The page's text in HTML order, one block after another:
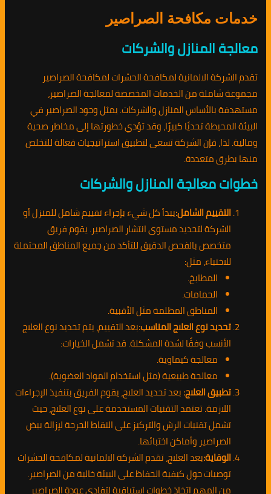
خدمات مكافحة الصراصير
معالجة المنازل والشركات
تقدم الشركة الالمانية لمكافحة الحشرات لمكافحة الصراصير
مجموعة شاملة من الخدمات المخصصة لمعالجة الصراصير،
مستهدفة بالأساس المنازل والشركات. يمثل وجود الصراصير في
البيئة المحيطة تحديًا كبيرًا، وقد تؤدي خطورتها إلى مخاطر صحية
ومالية. لذا، فإن الشركة تسعى لتطبيق استراتيجيات فعالة للتخلص
منها بطرق متعددة.
خطوات معالجة المنازل والشركات
التقييم الشامل:يبدأ كل شيء بإجراء تقييم شامل للمنزل أو
الشركة لتحديد مستوى انتشار الصراصير. يقوم فريق
متخصص بالفحص الدقيق للتأكد من جميع المناطق المحتملة
للاختباء، مثل:
المطابخ.
الحمامات.
المناطق المظلمة مثل الأقبية.
تحديد نوع العلاج المناسب:بعد التقييم، يتم تحديد نوع العلاج
الأنسب وفقًا لشدة المشكلة. قد تشمل الخيارات:
معالجة كيماوية.
معالجة طبيعية (مثل استخدام المواد العضوية).
تطبيق العلاج:بعد تحديد العلاج، يقوم الفريق بتنفيذ الإجراءات
اللازمة. تعتمد التقنيات المستخدمة على نوع العلاج، حيث
تشمل تقنيات الرش والتركيز على النقاط الحرجة لإزالة بيض
الصراصير وأماكن اختبائها.
الوقاية:بعد العلاج، تقدم الشركة الالمانية لمكافحة الحشرات
توصيات حول كيفية الحفاظ على البيئة خالية من الصراصير.
من المهم اتخاذ خطوات استباقية لتفادي عودة الصراصير